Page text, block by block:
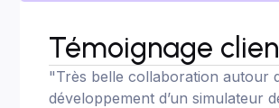
Témoignage
"Très belle collaboration autour
développement d’un simulateur